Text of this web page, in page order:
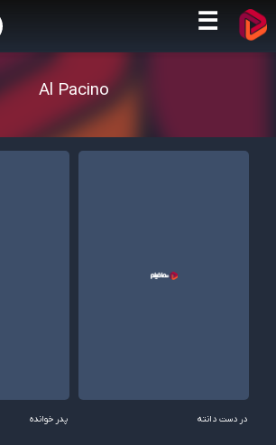
☰
Al Pacino
در دست دانته پدر خوانده